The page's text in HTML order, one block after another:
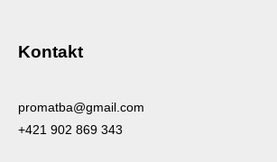
Kontakt
promatba@gmail.com
+421 902 869 343